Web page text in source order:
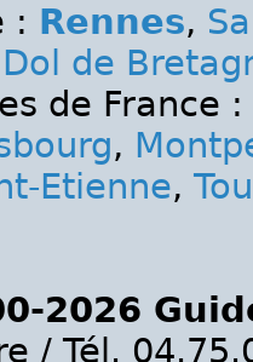
: Rennes,
Dol de
de France :
,
Etienne,
2026
/ Tél.